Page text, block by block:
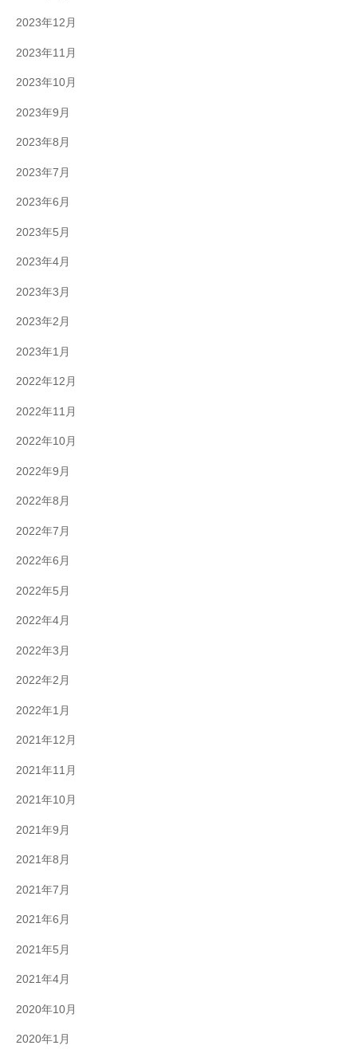
2023年12月
2023年11月
2023年10月
2023年9月
2023年8月
2023年7月
2023年6月
2023年5月
2023年4月
2023年3月
2023年2月
2023年1月
2022年12月
2022年11月
2022年10月
2022年9月
2022年8月
2022年7月
2022年6月
2022年5月
2022年4月
2022年3月
2022年2月
2022年1月
2021年12月
2021年11月
2021年10月
2021年9月
2021年8月
2021年7月
2021年6月
2021年5月
2021年4月
2020年10月
2020年1月